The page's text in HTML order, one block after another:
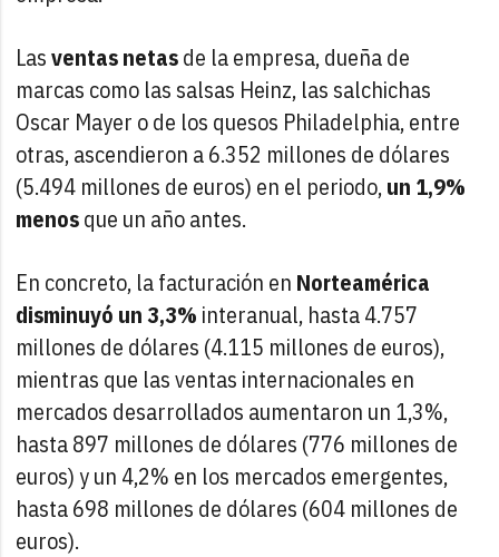
Lasventas netasde la empresa, dueña de
marcas como las salsas Heinz, las salchichas
Oscar Mayer o de los quesos Philadelphia, entre
otras, ascendieron a 6.352 millones de dólares
(5.494 millones de euros) en el periodo,un 1,9%
menosque un año antes.
En concreto, la facturación en Norteamérica
disminuyó un 3,3% interanual, hasta 4.757
millones de dólares (4.115 millones de euros),
mientras que las ventas internacionales en
mercados desarrollados aumentaron un 1,3%,
hasta 897 millones de dólares (776 millones de
euros) y un 4,2% en los mercados emergentes,
hasta 698 millones de dólares (604 millones de
euros).